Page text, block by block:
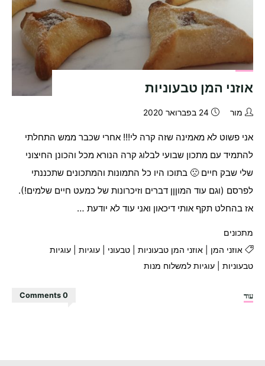
אוזני המן טבעוניות
מור 24 בפברואר 2020
אני פשוט לא מאמינה שזה קרה לי!!! אחרי שכבר ממש התחלתי
להתמיד עם מתכון שבועי לבלוג קרה הנורא מכל והכונן החיצוני
שלי שבק חיים 🙁 בתוכו היו כל התמונות והמתכונים שתכננתי
לפרסם (וגם עוד המוןןן דברים וזיכרונות של כמעט חיים שלמים!).
אז בהחלט תקף אותי דיכאון ואני עוד לא יודעת …
מתכונים
אוזני המן
אוזני המן טבעוניות| טבעוני עוגיות| עוגיות
טבעוניות |עוגיות למשלוח מנות
עוד"אוזני
0 Comments